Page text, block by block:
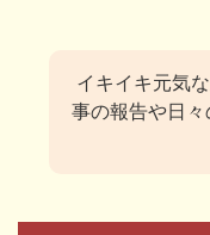
イキイキ元気
事の報告や日